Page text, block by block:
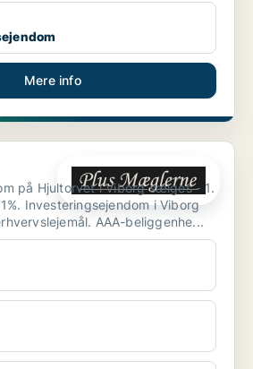
Mere info
på Hjultorvet i Viborg sælges - 1.
Investeringsejendom i Viborg
centrum - med 6 erhvervslejemål. AAA-beliggenhe...